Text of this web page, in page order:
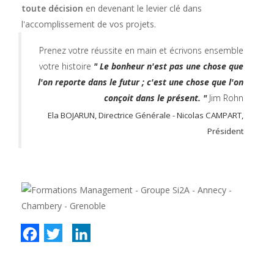
toute décision en devenant le levier clé dans
l'accomplissement de vos projets.
Prenez votre réussite en main et écrivons ensemble
votre histoire " Le bonheur n'est pas une chose que
l'on reporte dans le futur ; c'est une chose que l'on
conçoit dans le présent. " Jim Rohn
Ela BOJARUN, Directrice Générale -Nicolas CAMPART,
Président
FacebookTwitter